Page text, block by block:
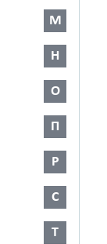
М
Н
О
П
Р
С
Т